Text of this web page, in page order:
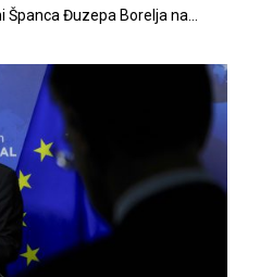
Đuzepa Borelja na...